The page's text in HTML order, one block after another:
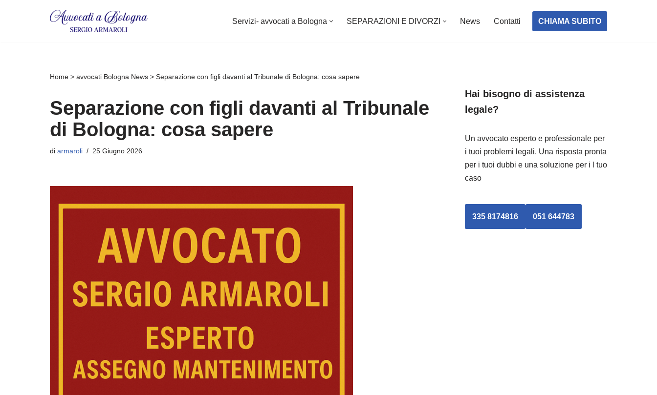
Servizi- avvocati a Bologna SEPARAZIONI E DIVORZI News Contatti CHIAMA SUBITO
Home > avvocati Bologna News > Separazione con figli davanti al Tribunale di Bologna: cosa sapere
Separazione con figli davanti al Tribunale
di Bologna: cosa sapere
di armaroli 25 Giugno 2026
Hai bisogno di assistenza
legale?
Un avvocato esperto e professionale per
i tuoi problemi legali. Una risposta pronta
per i tuoi dubbi e una soluzione per i l tuo
caso
335 8174816 051 644783